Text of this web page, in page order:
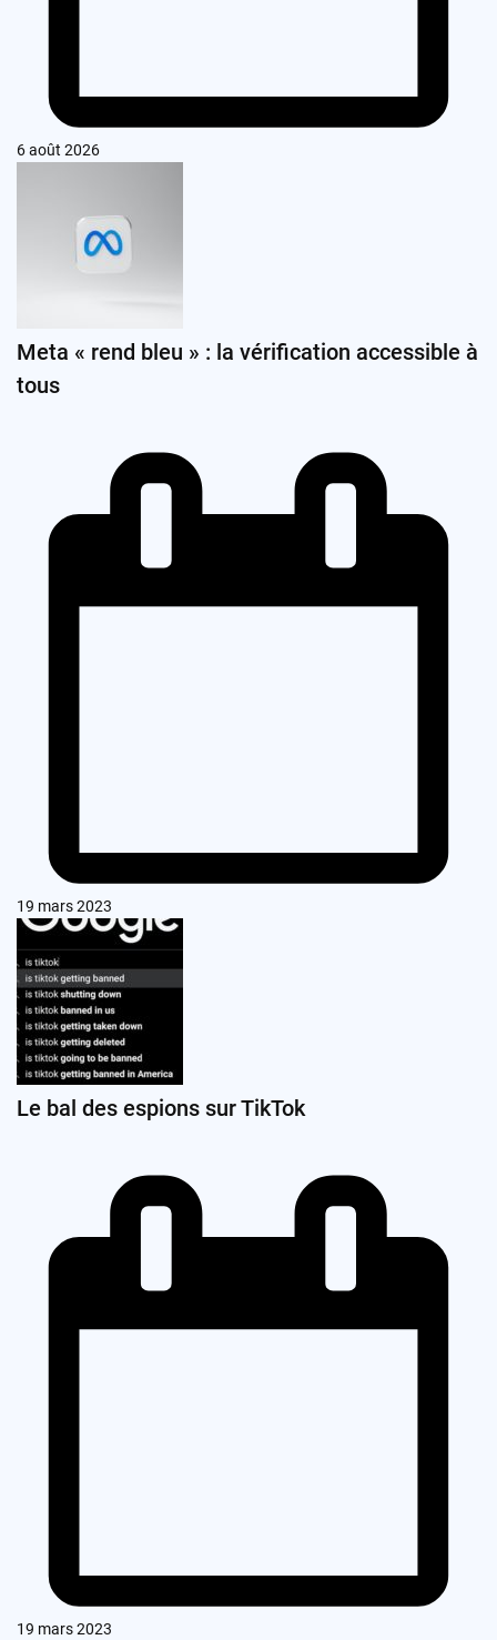
6 août 2026
Meta « rend bleu » : la vérification accessible à
tous
19 mars 2023
Le bal des espions sur TikTok
19 mars 2023